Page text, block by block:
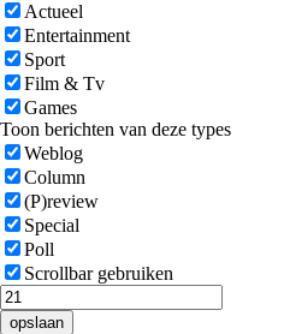
Actueel
Entertainment
Sport
Film & Tv
Games
Toon berichten van deze types
Weblog
Column
(P)review
Special
Poll
Scrollbar gebruiken
opslaan